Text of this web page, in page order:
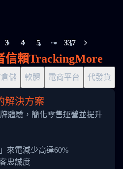
3 4 5
More pages
337
信賴TrackingMore
儲 軟體 電商平台 代發貨
解決方案
體驗，簡化零售運營並提升
來電減少高達60%
忠誠度